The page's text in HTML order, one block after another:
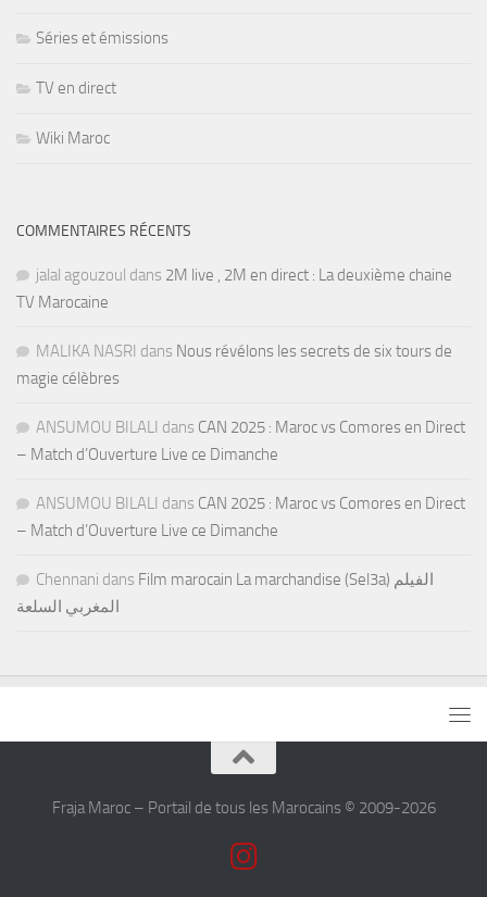
Séries et émissions
TV en direct
Wiki Maroc
COMMENTAIRES RÉCENTS
jalal agouzoul dans 2M live , 2M en direct : La deuxième chaine
TV Marocaine
MALIKA NASRI dans Nous révélons les secrets de six tours de
magie célèbres
ANSUMOU BILALI dans CAN 2025 : Maroc vs Comores en Direct
– Match d’Ouverture Live ce Dimanche
ANSUMOU BILALI dans CAN 2025 : Maroc vs Comores en Direct
– Match d’Ouverture Live ce Dimanche
Chennani dans Film marocain La marchandise (Sel3a) الفيلم
المغربي السلعة
Fraja Maroc – Portail de tous les Marocains © 2009-2026